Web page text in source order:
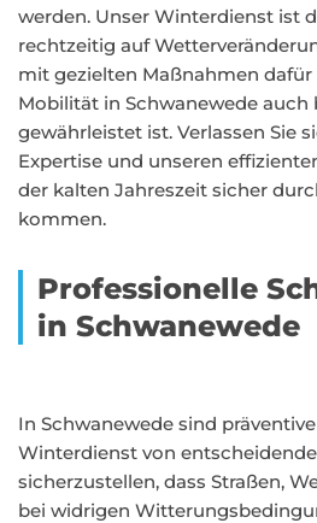
werden. Unser Winterdienst ist
rechtzeitig auf
mit gezielten Maßnahmen dafür
Mobilität in Schwanewede auch
gewährleistet ist. Verlassen Sie
Expertise und unseren
der kalten Jahreszeit sicher
kommen.
Professionelle
in Schwanewede
In Schwanewede sind
Winterdienst von
sicherzustellen, dass Straßen,
bei widrigen